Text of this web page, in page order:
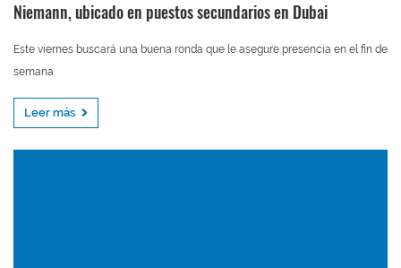
Niemann, ubicado en puestos secundarios en Dubai
Este viernes buscará una buena ronda que le asegure presencia en el fin de
semana
Leer más